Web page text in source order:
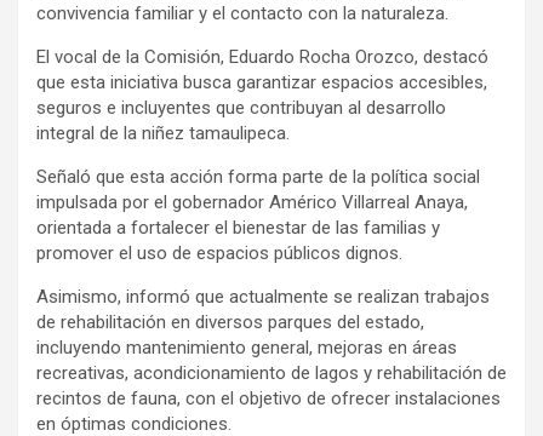
convivencia familiar y el contacto con la naturaleza.
El vocal de la Comisión, Eduardo Rocha Orozco, destacó
que esta iniciativa busca garantizar espacios accesibles,
seguros e incluyentes que contribuyan al desarrollo
integral de la niñez tamaulipeca.
Señaló que esta acción forma parte de la política social
impulsada por el gobernador Américo Villarreal Anaya,
orientada a fortalecer el bienestar de las familias y
promover el uso de espacios públicos dignos.
Asimismo, informó que actualmente se realizan trabajos
de rehabilitación en diversos parques del estado,
incluyendo mantenimiento general, mejoras en áreas
recreativas, acondicionamiento de lagos y rehabilitación de
recintos de fauna, con el objetivo de ofrecer instalaciones
en óptimas condiciones.